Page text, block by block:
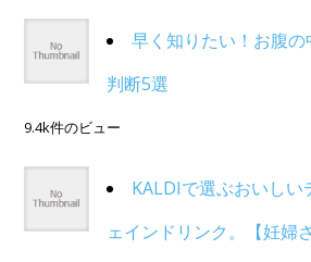
早く知りたい！お腹
判断5選
9.4k件のビュー
KALDIで選ぶおいしい
ェインドリンク。【妊婦